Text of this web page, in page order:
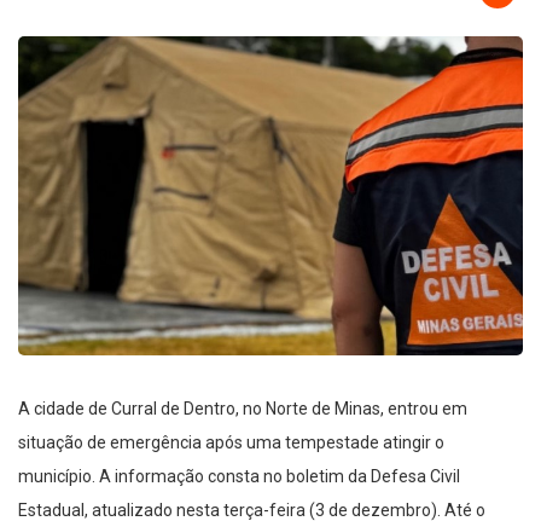
A cidade de Curral de Dentro, no Norte de Minas, entrou em
situação de emergência após uma tempestade atingir o
município. A informação consta no boletim da Defesa Civil
Estadual, atualizado nesta terça-feira (3 de dezembro). Até o